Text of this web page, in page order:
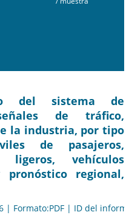
del sistema de
de tráfico,
la industria, por tipo
de pasajeros,
ligeros, vehículos
pronóstico regional,
| Formato:PDF | ID del